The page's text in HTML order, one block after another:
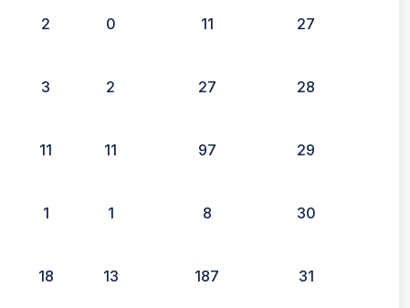
2 0 11 27
3 2 27 28
11 11 97 29
1 1 8 30
18 13 187 31